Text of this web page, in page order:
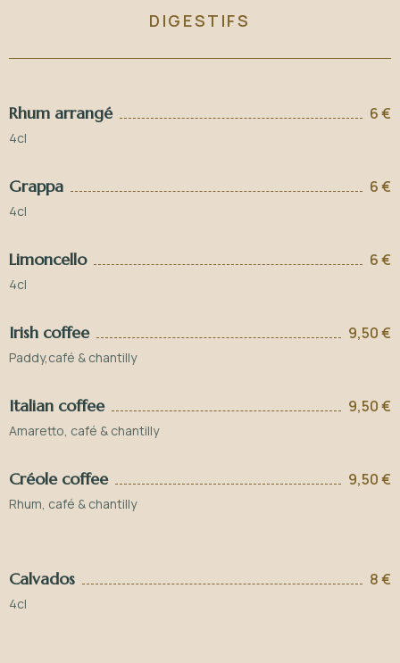
DIGESTIFS
Rhum arrangé 6 €
4cl
Grappa 6 €
4cl
Limoncello 6 €
4cl
Irish coffee 9,50 €
Paddy,café & chantilly
Italian coffee 9,50 €
Amaretto, café & chantilly
Créole coffee 9,50 €
Rhum, café & chantilly
Calvados 8 €
4cl